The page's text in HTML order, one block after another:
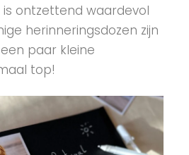
ontzettend waardevol
herinneringsdozen zijn
paar kleine
top!